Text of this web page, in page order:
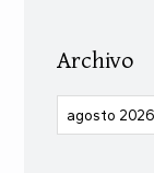
Archivo